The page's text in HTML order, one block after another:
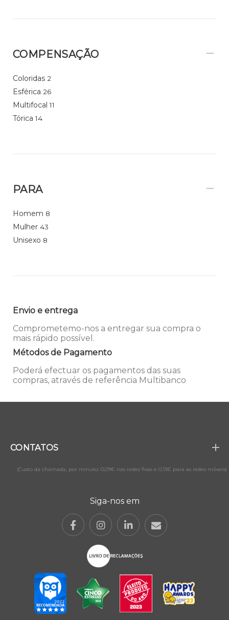
COMPENSAÇÃO
Coloridas 2
Esférica 26
Multifocal 11
Tórica 14
PARA
Homem 8
Mulher 43
Unisexo 8
Envio e entrega
Comprometemo-nos a entregar sua compra o
mais rápido possível.
Métodos de Pagamento
Poderá efectuar os pagamentos das suas
compras, através de referência Multibanco
CONTATOS
(Custo da chamada, por minuto: 0,09€ nas redes fixas e 0,13€ para as redes móveis)
Siga-nos em